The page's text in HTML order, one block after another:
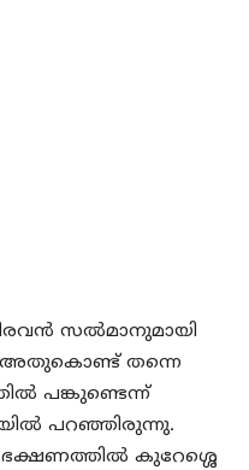
സല്‍മാനുമായി
അതുകൊണ്ട് തന്നെ
പങ്കുണ്ടെന്ന്
പറഞ്ഞിരുന്നു.
കുറേശ്ശെ